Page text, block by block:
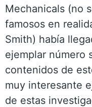
Mechanicals (no
famosos en
Smith) había
ejemplar número
contenidos de
muy interesante
de estas